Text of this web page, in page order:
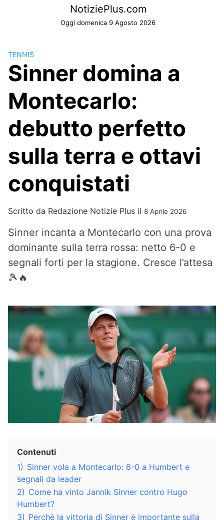
NotiziePlus.com
Oggi domenica 9 Agosto 2026
TENNIS
Sinner domina a
Montecarlo:
debutto perfetto
sulla terra e ottavi
conquistati
Scritto da Redazione Notizie Plus il 8 Aprile 2026
Sinner incanta a Montecarlo con una prova
dominante sulla terra rossa: netto 6-0 e
segnali forti per la stagione. Cresce l’attesa
🎾🔥
Contenuti
1) Sinner vola a Montecarlo: 6-0 a Humbert e
segnali da leader
2) Come ha vinto Jannik Sinner contro Hugo
Humbert?
3) Perché la vittoria di Sinner è importante sulla